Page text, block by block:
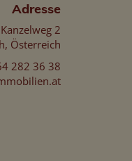
Adresse
Kanzelweg 2
Österreich
282 36 38